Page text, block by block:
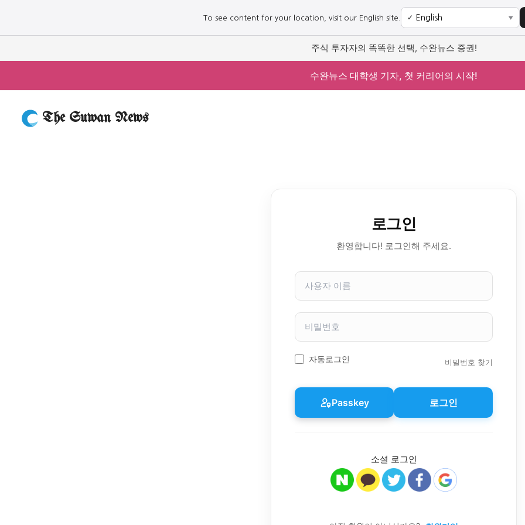
To see content for your location, visit our English site. ✓ ▼
주식 투자자의 똑똑한 선택, 수완뉴스 증권!
수완뉴스 대학생 기자, 첫 커리어의 시작!
The Suwan News
로그인
환영합니다! 로그인해 주세요.
사
자
이
비
번
호
자동로그인 비밀번호 찾기
Passkey 로그인
소셜 로그인